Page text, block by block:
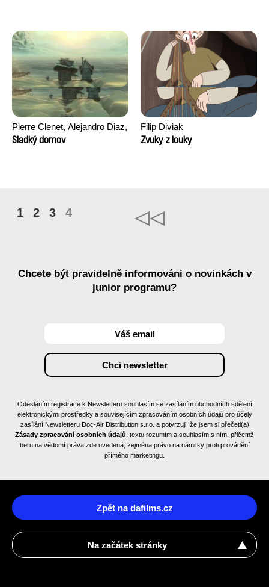
Pierre Clenet, Alejandro Diaz,
Romain Mazevet, Stéphane
Sladký domov
Filip Diviak
Zvuky z louky
1 2 3 4
Chcete být pravidelně informováni o novinkách v
junior programu?
Odesláním registrace k Newsletteru souhlasím se zasíláním obchodních sdělení
elektronickými prostředky a souvisejícím zpracováním osobních údajů pro účely
zasílání Newsletteru Doc-Air Distribution s.r.o. a potvrzuji, že jsem si přečetl(a)
Zásady zpracování osobních údajů , textu rozumím a souhlasím s ním, přičemž
beru na vědomí práva zde uvedená, zejména právo na námitky proti provádění
přímého marketingu.
Zpět na dafilms.cz
Na začátek stránky